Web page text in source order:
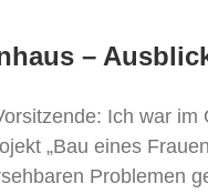
–
Ich war
„Bau eines
Problemen